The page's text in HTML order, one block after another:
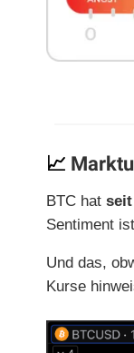
📈
BTC hat seit
Sentiment
Und das,
Kurse